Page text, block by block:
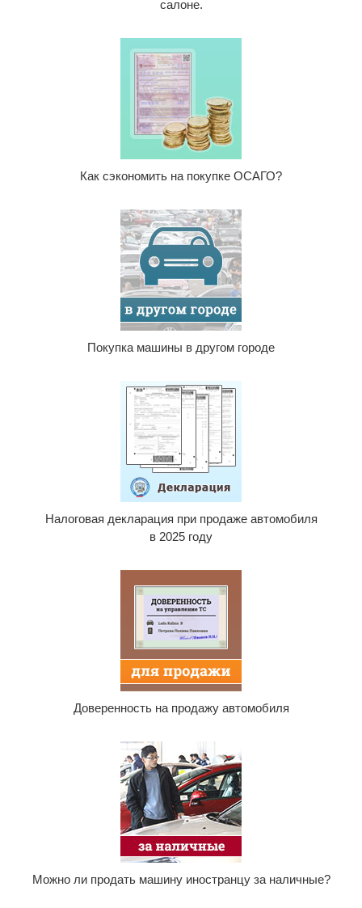
салоне.
Как сэкономить на покупке ОСАГО?
Покупка машины в другом городе
Налоговая декларация при продаже автомобиля
в 2025 году
Доверенность на продажу автомобиля
Можно ли продать машину иностранцу за наличные?